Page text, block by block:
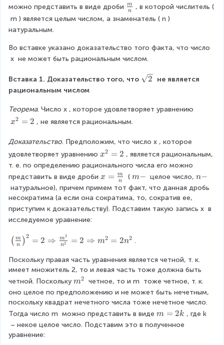
=
a
c
1
}
2
}
можно представить в виде дроби \f
r
{
m
{
n
m
, в которой числитель (
m ) является целым числом, а знаменатель ( n )
натуральным.
Во вставке указано доказательство того факта, что число
x не может быть рациональным числом.
Вставка 1. Доказательство того, что \
r
2
не является
рациональным числом
Теорема. Число x , которое удовлетворяет уравнению
x
2
=
2
x2 = 2 , не является рациональным.
Доказательство. Предположим, что число x , которое
удовлетворяет уравнению x
^
2
=
2
x2 = 2 , является рациональным,
т. е. по определению рационального числа его можно
представить в виде дроби x
=
\f
r
{
}
{
}
x = n
m ( m
-
m− целое число, n
-
n−
натуральное), причем примем тот факт, что данная дробь
несократима (а если она сократима, то, сократив ее,
приступим к доказательству). Подставим такую запись x в
исследуемое уравнение:
\l
ef
t(
\f
r
a
c
{
m
}
{
( n
m )
2 = 2 ⇒ n2
m
2 = 2 ⇒ m2 = 2n2 .
Поскольку правая часть уравнения является четной, т. к.
имеет множитель 2, то и левая часть тоже должна быть
четной. Поскольку m
^
2
m2 четное, то и m тоже четное, т. к.
оно целое по предположению и не может быть нечетным,
поскольку квадрат нечетного числа тоже нечетное число.
Тогда число m можно представить в виде m
=
m = 2k , где k
– некое целое число. Подставим это в полученное
уравнение: